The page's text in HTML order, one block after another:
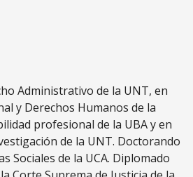
Administrativo de la UNT, en
y Derechos Humanos de la
profesional de la UBA y en
de la UNT. Doctorando
Sociales de la UCA. Diplomado